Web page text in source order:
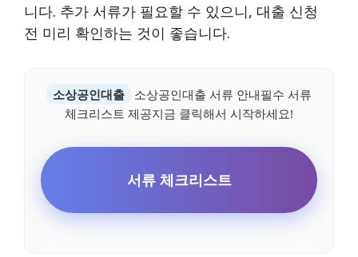
니다. 추가 서류가 필요할 수 있으니, 대출 신청
전 미리 확인하는 것이 좋습니다.
소상공인대출
소상공인대출 서류 안내필수 서류
체크리스트 제공지금 클릭해서 시작하세요!
서류 체크리스트